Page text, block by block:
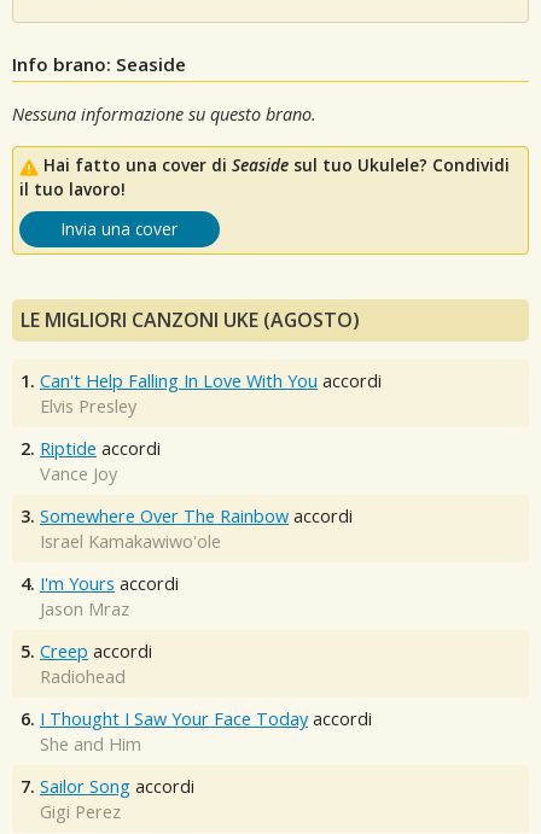
Info brano: Seaside
Nessuna informazione su questo brano.
Hai fatto una cover di Seaside sul tuo Ukulele? Condividi
il tuo lavoro!
Invia una cover
LE MIGLIORI CANZONI UKE (AGOSTO)
1. Can't Help Falling In Love With You accordi
Elvis Presley
2. Riptide accordi
Vance Joy
3. Somewhere Over The Rainbow accordi
Israel Kamakawiwo'ole
4. I'm Yours accordi
Jason Mraz
5. Creep accordi
Radiohead
6. I Thought I Saw Your Face Today accordi
She and Him
7. Sailor Song accordi
Gigi Perez